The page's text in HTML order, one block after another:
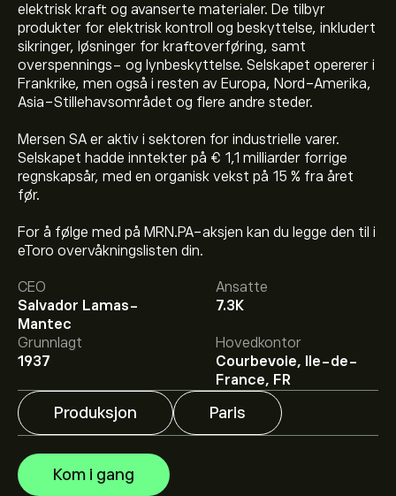
elektrisk kraft og avanserte materialer. De tilbyr
produkter for elektrisk kontroll og beskyttelse, inkludert
sikringer, løsninger for kraftoverføring, samt
overspennings- og lynbeskyttelse. Selskapet opererer i
Frankrike, men også i resten av Europa, Nord-Amerika,
Asia-Stillehavsområdet og flere andre steder.
Mersen SA er aktiv i sektoren for industrielle varer.
Selskapet hadde inntekter på € 1,1 milliarder forrige
regnskapsår, med en organisk vekst på 15 % fra året
før.
For å følge med på MRN.PA-aksjen kan du legge den til i
eToro overvåkningslisten din.
CEO
Salvador Lamas-
Mantec
Ansatte
7.3K
Grunnlagt
1937
Hovedkontor
Courbevoie, Ile-de-
France, FR
Produksjon Paris
Kom i gang
Den nåværende prisen på MRN.PA er 40.26‎€‎.
Det gjennomsnittlige kursmålet for Mersen SA er
40.26‎€‎.
forventninger og kursmål fra analytikere.
Analytikere gir forventninger for Mersen SA basert på
markedstrender, finansielle rapporter og forventet
vekst. Sjekk de nyeste forventningene for fremtidige
prisbevegelser.
Markedsverdien til Mersen SA er 978.5M‎€‎